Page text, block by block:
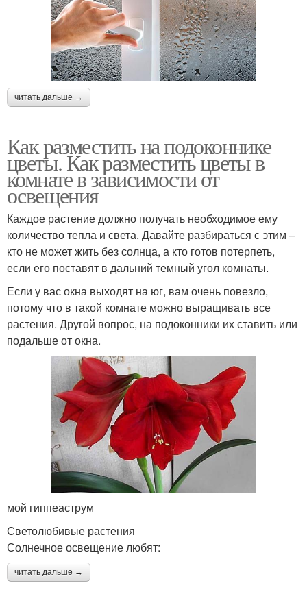
читать дальше →
Как разместить на подоконнике
цветы. Как разместить цветы в
комнате в зависимости от
освещения
Каждое растение должно получать необходимое ему
количество тепла и света. Давайте разбираться с этим –
кто не может жить без солнца, а кто готов потерпеть,
если его поставят в дальний темный угол комнаты.
Если у вас окна выходят на юг, вам очень повезло,
потому что в такой комнате можно выращивать все
растения. Другой вопрос, на подоконники их ставить или
подальше от окна.
мой гиппеаструм
Светолюбивые растения
Солнечное освещение любят:
читать дальше →